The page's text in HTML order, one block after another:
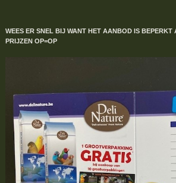
WEES ER SNEL BIJ WANT HET AANBOD IS BEPERKT
PRIJZEN OP=OP